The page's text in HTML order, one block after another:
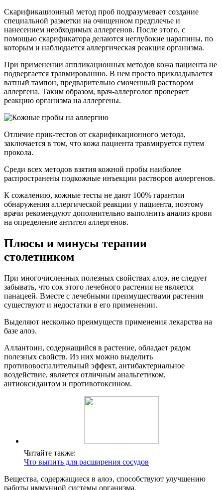
Скарификационный метод проб подразумевает создание
специальной разметки на очищенном предплечье и
нанесением необходимых аллергенов. После этого, с
помощью скарификатора делаются неглубокие царапины, по
которым и наблюдается аллергическая реакция организма.
При применении аппликационных методов кожа пациента не
подвергается травмированию. В нем просто прикладывается
ватный тампон, предварительно смоченный раствором
аллергена. Таким образом, врач-аллерголог проверяет
реакцию организма на аллергены.
Отличие прик-тестов от скарификационного метода,
заключается в том, что кожа пациента травмируется путем
прокола.
Среди всех методов взятия кожной пробы наиболее
распространены подкожные инъекции растворов аллергенов.
К сожалению, кожные тесты не дают 100% гарантии
обнаружения аллергической реакции у пациента, поэтому
врачи рекомендуют дополнительно выполнить анализ крови
на определение антител аллергенов.
Плюсы и минусы терапии
столетником
При многочисленных полезных свойствах алоэ, не следует
забывать, что сок этого лечебного растения не является
панацеей. Вместе с лечебными преимуществами растения
существуют и недостатки в его применении.
Выделяют несколько преимуществ применения лекарства на
базе алоэ.
Аллантоин, содержащийся в растение, обладает рядом
полезных свойств. Из них можно выделить
противовоспалительный эффект, антибактериальное
воздействие, является отличным анальгетиком,
антиоксидантом и противотоксином.
Читайте также:
Что выпить для расширения сосудов
Вещества, содержащиеся в алоэ, способствуют улучшению
работы иммунной системы организма.